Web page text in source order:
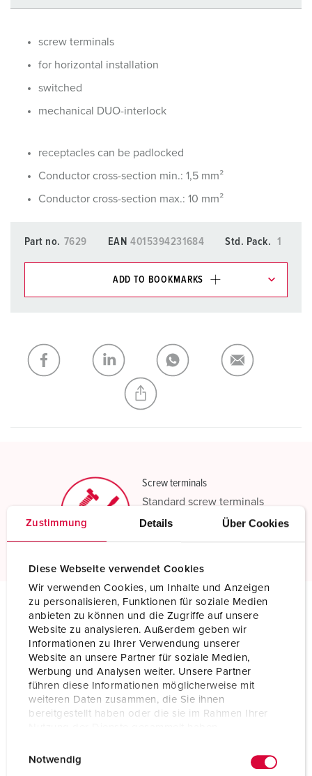
Zustimmung Details Über Cookies
Diese Webseite verwendet Cookies
Wir verwenden Cookies, um Inhalte und Anzeigen
zu personalisieren, Funktionen für soziale Medien
anbieten zu können und die Zugriffe auf unsere
Website zu analysieren. Außerdem geben wir
Informationen zu Ihrer Verwendung unserer
Website an unsere Partner für soziale Medien,
Werbung und Analysen weiter. Unsere Partner
führen diese Informationen möglicherweise mit
weiteren Daten zusammen, die Sie ihnen
bereitgestellt haben oder die sie im Rahmen Ihrer
Notwendig
screw terminals
for horizontal installation
switched
mechanical DUO-interlock
receptacles can be padlocked
Conductor cross-section min.: 1,5 mm²
Conductor cross-section max.: 10 mm²
Part no. 7629 EAN 4015394231684 Std. Pack. 1
ADD TO BOOKMARKS
My list ADD
CREATE A NEW LIST
Screw terminals
Standard screw terminals
Technical specifications
Wall mounted receptacle DUO 7629
Ampere 32 A
Poles 3 p
Clock position